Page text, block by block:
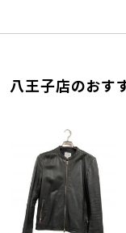
八王子店のおす